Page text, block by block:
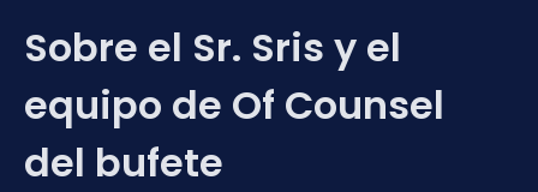
Sobre el Sr. Sris y el
equipo de Of Counsel
del bufete